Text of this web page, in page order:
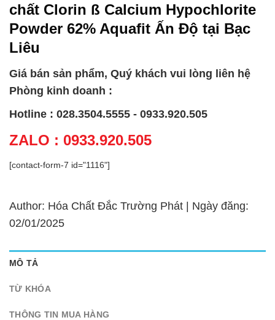
chất Clorin ß Calcium Hypochlorite
Powder 62% Aquafit Ấn Độ tại Bạc
Liêu
Giá bán sản phẩm, Quý khách vui lòng liên hệ
Phòng kinh doanh :
Hotline : 028.3504.5555 - 0933.920.505
ZALO : 0933.920.505
[contact-form-7 id="1116"]
Author: Hóa Chất Đắc Trường Phát | Ngày đăng:
02/01/2025
MÔ TẢ
TỪ KHÓA
THÔNG TIN MUA HÀNG